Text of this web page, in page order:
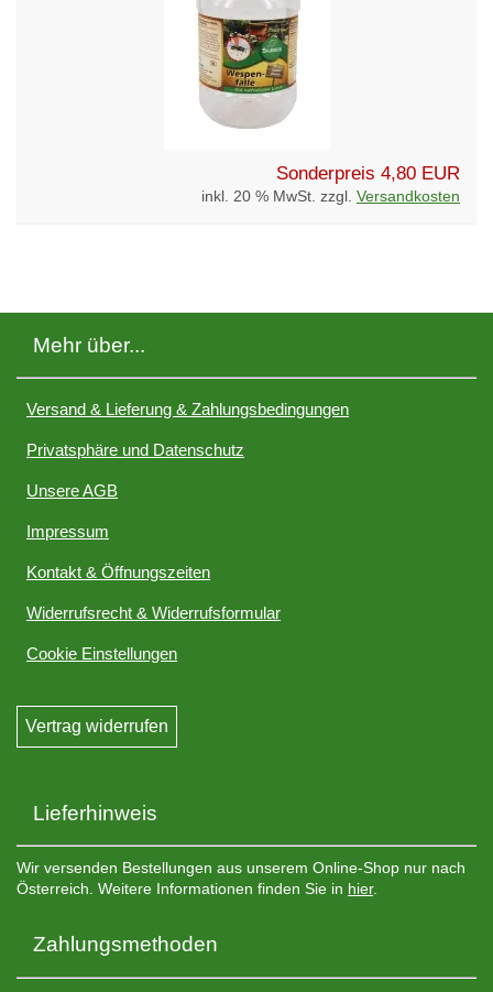
Sonderpreis 4,80 EUR
inkl. 20 % MwSt. zzgl. Versandkosten
Mehr über...
Versand & Lieferung & Zahlungsbedingungen
Privatsphäre und Datenschutz
Unsere AGB
Impressum
Kontakt & Öffnungszeiten
Widerrufsrecht & Widerrufsformular
Cookie Einstellungen
Vertrag widerrufen
Lieferhinweis
Wir versenden Bestellungen aus unserem Online-Shop nur nach
Österreich. Weitere Informationen finden Sie in hier.
Zahlungsmethoden